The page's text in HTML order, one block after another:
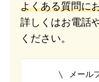
よくある質問に
詳しくはお電話
ください。
メール